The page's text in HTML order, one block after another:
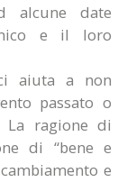
alcune date
e il loro
aiuta a non
passato o
La ragione di
di “bene e
e